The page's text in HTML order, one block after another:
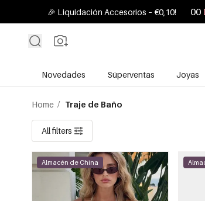
🎉 Liquidación Accesorios – €0,10! 00
Novedades Súperventas Joyas
Home / Traje de Baño
All filters
Almacén de China